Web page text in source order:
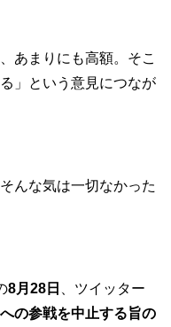
あまりにも高額。そこ
」という意見につなが
んな気は一切なかった
8月28日
、ツイッター
の参戦を中止する旨の